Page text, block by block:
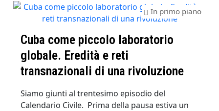
Cuba come piccolo laboratorio
globale. Eredità e reti
transnazionali di una rivoluzione
In primo piano
Siamo giunti al trentesimo episodio del
Calendario Civile. Prima della pausa estiva un